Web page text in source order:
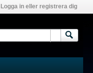
Logga in eller registrera dig